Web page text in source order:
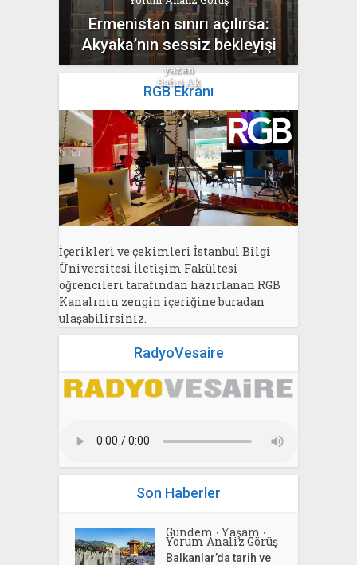
Ermenistan sınırı açılırsa:
Akyaka’nın sessiz bekleyişi
yazan
Bahri Ak
RGB Ekranı
İçerikleri ve çekimleri İstanbul Bilgi
Üniversitesi İletişim Fakültesi
öğrencileri tarafından hazırlanan RGB
Kanalının zengin içeriğine buradan
ulaşabilirsiniz.
RadyoVesaire
Son Haberler
Gündem • Yaşam •
Yorum Analiz Görüş
Balkanlar’da tarih ve